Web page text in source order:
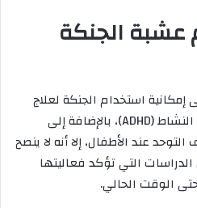
عشبة الجنكة
استخدام الجنكة لعلاج
اضطراب نقص الانتباه مع فرط النشاط (ADHD)، بالإضافة إلى
عند الأطفال، إلا أنه لا ينصح
التي تؤكد فعاليتها
الوقت الحالي.